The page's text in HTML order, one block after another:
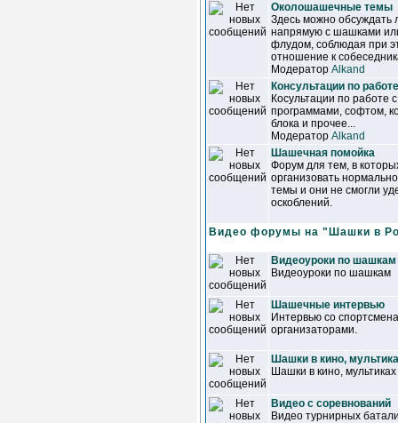
Околошашечные темы
Здесь можно
напрямую с шашками
флудом, соблюдая при
отношение к
Модератор Alkand
Консультации по
Косультации по работе
программами, софтом,
блока и прочее...
Модератор Alkand
Шашечная помойка
Форум для тем, в
организовать
темы и они не смогли
оскоблений.
Видео форумы на "Шашки в
Видеоуроки по шашкам
Видеоуроки по шашкам
Шашечные интервью
Интервью со
организаторами.
Шашки в кино,
Шашки в кино,
Видео с соревнований
Видео турнирных